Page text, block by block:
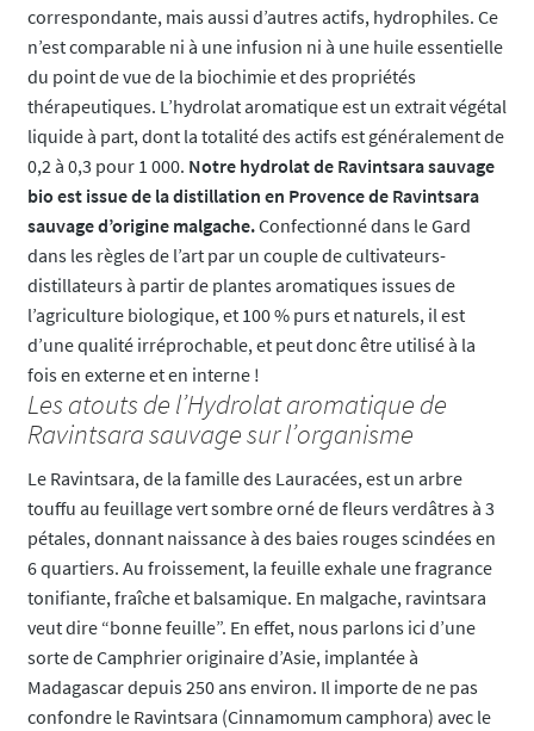
correspondante, mais aussi d’autres actifs, hydrophiles. Ce
n’est comparable ni à une infusion ni à une huile essentielle
du point de vue de la biochimie et des propriétés
thérapeutiques. L’hydrolat aromatique est un extrait végétal
liquide à part, dont la totalité des actifs est généralement de
0,2 à 0,3 pour 1 000. Notre hydrolat de Ravintsara sauvage
bio est issue de la distillation en Provence de Ravintsara
sauvage d’origine malgache.Confectionné dans le Gard
dans les règles de l’art par un couple de cultivateurs-
distillateurs à partir de plantes aromatiques issues de
l’agriculture biologique, et 100 % purs et naturels, il est
d’une qualité irréprochable, et peut donc être utilisé à la
fois en externe et en interne !
Les atouts de l’Hydrolat aromatique de
Ravintsara sauvage sur l’organisme
Le Ravintsara, de la famille des Lauracées, est un arbre
touffu au feuillage vert sombre orné de fleurs verdâtres à 3
pétales, donnant naissance à des baies rouges scindées en
6 quartiers. Au froissement, la feuille exhale une fragrance
tonifiante, fraîche et balsamique. En malgache, ravintsara
veut dire “bonne feuille”. En effet, nous parlons ici d’une
sorte de Camphrier originaire d’Asie, implantée à
Madagascar depuis 250 ans environ. Il importe de ne pas
confondre le Ravintsara (Cinnamomum camphora) avec le